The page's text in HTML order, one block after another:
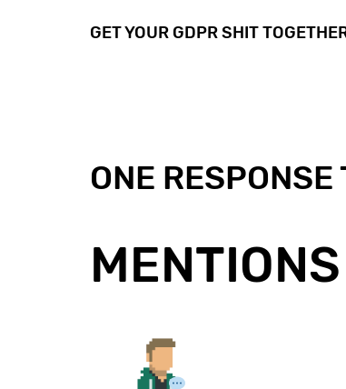
GET YOUR GDPR SHIT
ONE RESPONSE
MENTIONS